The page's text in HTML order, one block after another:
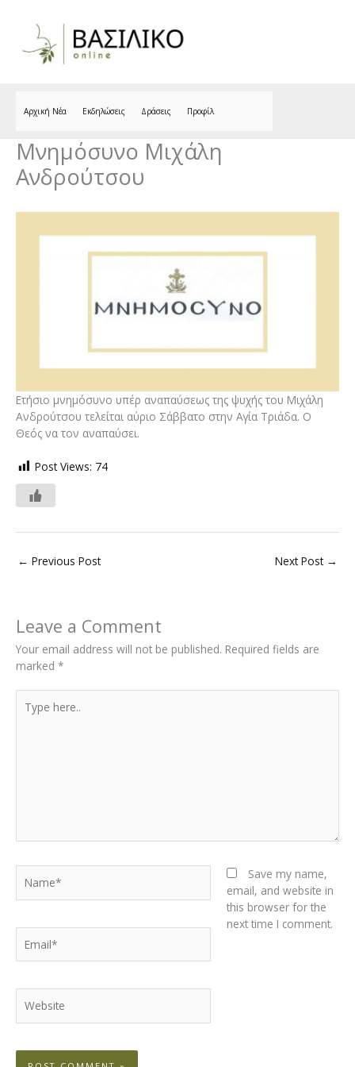
Αρχική Νέα Εκδηλώσεις Δράσεις Προφίλ
Μνημόσυνο Μιχάλη
Ανδρούτσου
Ετήσιο μνημόσυνο υπέρ αναπαύσεως της ψυχής του Μιχάλη
Ανδρούτσου τελείται αύριο Σάββατο στην Αγία Τριάδα. Ο
Θεός να τον αναπαύσει.
Post Views: 74
← Previous Post Next Post →
Leave a Comment
Your email address will not be published. Required fields are
marked *
here..
Save my name,
email, and website in
this browser for the
next time I comment.